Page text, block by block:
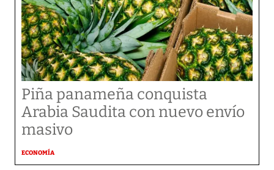
Piña panameña conquista
Arabia Saudita con nuevo envío
masivo
ECONOMÍA